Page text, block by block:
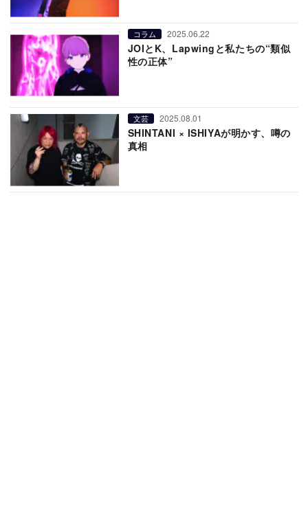
コラム 2025.06.22
JOIとK、Lapwingと私たちの“類似
性の正体”
文芸 2025.08.01
SHINTANI × ISHIYAが明かす、噂の
真相